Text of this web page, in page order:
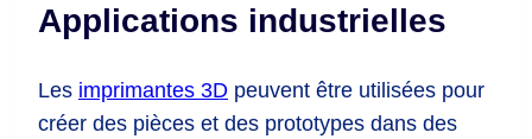
Applications industrielles
Les imprimantes 3D peuvent être utilisées pour
créer des pièces et des prototypes dans des